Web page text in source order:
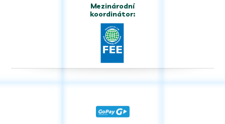
Mezinárodní
koordinátor: